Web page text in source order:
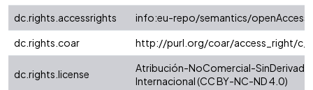
dc.rights.accessrights
info:eu-repo/semantics/openAccess
dc.rights.coar
http://purl.org/coar/access_right/
dc.rights.license
Atribución-NoComercial-
Internacional (CC BY-NC-ND 4.0)